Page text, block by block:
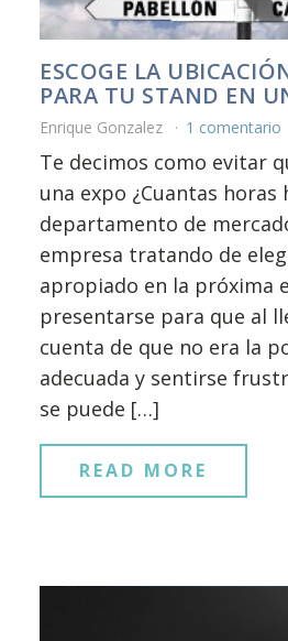
ESCOGE LA
PARA TU STAND EN
Enrique Gonzalez 1 comentario
Te decimos como evitar
una expo ¿Cuantas horas
departamento de
empresa tratando de
apropiado en la próxima
presentarse para que al
cuenta de que no era la
adecuada y sentirse
se puede […]
READ MORE